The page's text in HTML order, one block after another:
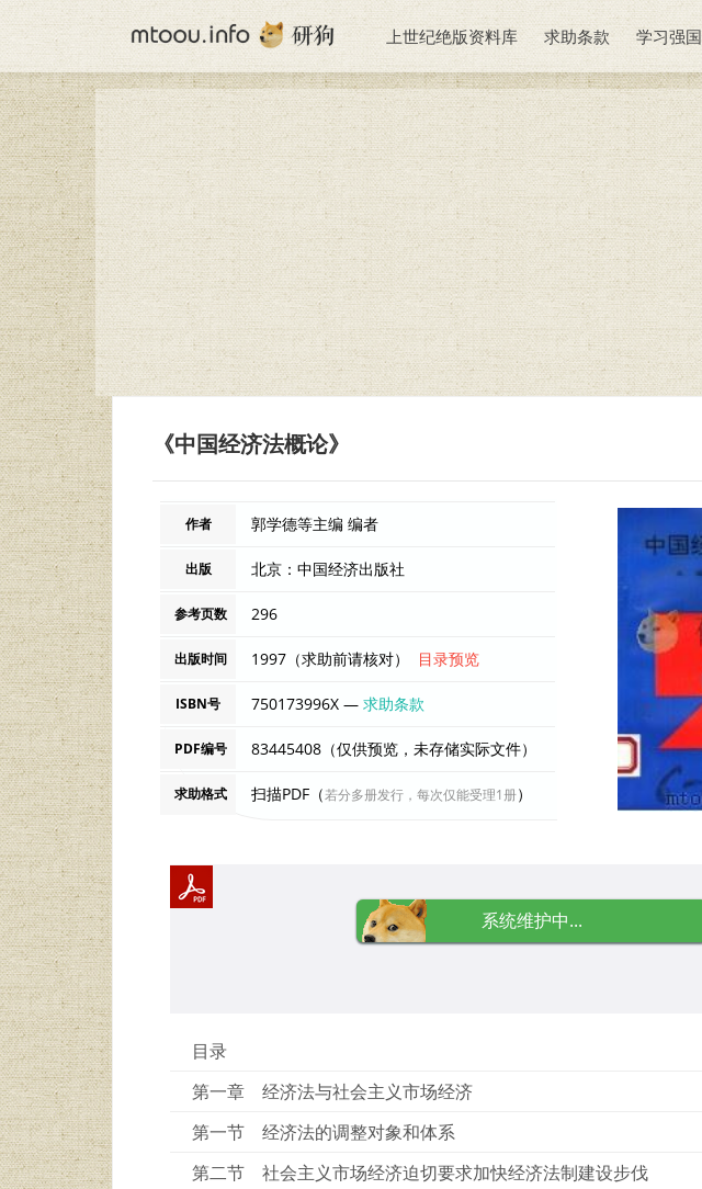
上世纪绝版资料库 求助条款 学习强国
《中国经济法概论》
作者 郭学德等主编 编者
出版 北京：中国经济出版社
参考页数 296
出版时间 1997（求助前请核对） 目录预览
ISBN号 750173996X —求助条款
PDF编号 83445408（仅供预览，未存储实际文件）
求助格式 扫描PDF（若分多册发行，每次仅能受理1册）
系统维护中...
目录
第一章 经济法与社会主义市场经济
第一节 经济法的调整对象和体系
第二节 社会主义市场经济迫切要求加快经济法制建设步伐